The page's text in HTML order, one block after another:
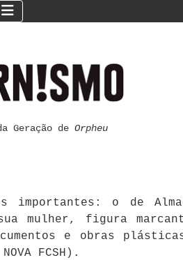
Geração de Orpheu
o de
mulher, figura
e obras
FCSH).